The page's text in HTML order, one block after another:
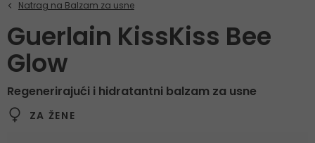
Guerlain KissKiss Bee
Glow
Regenerirajući i hidratantni balzam za usne
ZA ŽENE